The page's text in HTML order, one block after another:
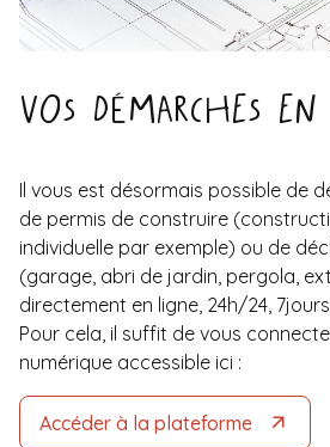
Vos démarches
Il vous est désormais possible de
de permis de construire
individuelle par exemple) ou de
(garage, abri de jardin, pergola,
directement en ligne, 24h/24,
Pour cela, il suffit de vous
numérique accessible ici :
Accéder à la plateforme